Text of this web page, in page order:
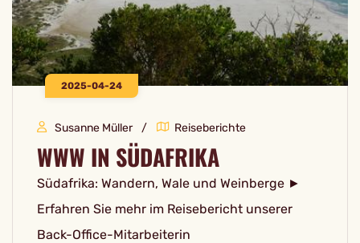
2025-04-24
Susanne Müller Reiseberichte
WWW IN SÜDAFRIKA
Südafrika: Wandern, Wale und Weinberge ►
Erfahren Sie mehr im Reisebericht unserer
Back-Office-Mitarbeiterin